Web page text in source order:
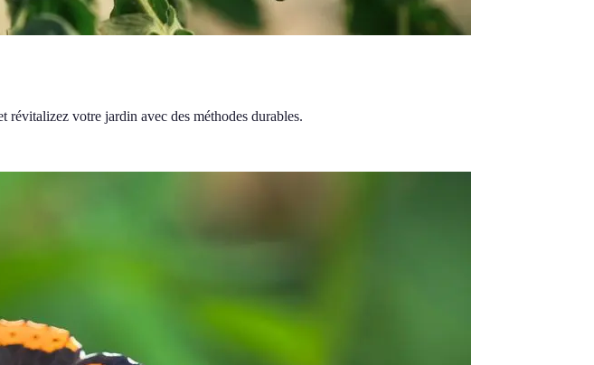
votre jardin avec des méthodes durables.